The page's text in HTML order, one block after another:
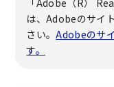
「Adobe（R）
は、Adobeのサイ
さい。Adobeのサ
す。